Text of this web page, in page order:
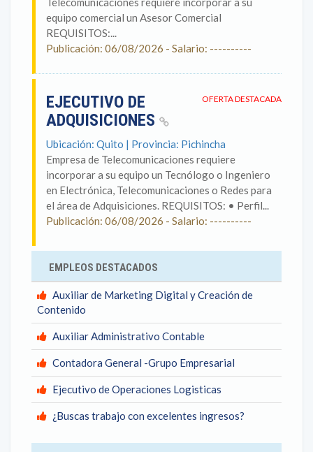
equipo comercial un Asesor Comercial
REQUISITOS:...
Publicación: 06/08/2026 - Salario: ----------
OFERTA DESTACADA
EJECUTIVO DE
ADQUISICIONES
Ubicación: Quito | Provincia: Pichincha
Empresa de Telecomunicaciones requiere
incorporar a su equipo un Tecnólogo o Ingeniero
en Electrónica, Telecomunicaciones o Redes para
el área de Adquisiciones. REQUISITOS: • Perfil...
Publicación: 06/08/2026 - Salario: ----------
EMPLEOS DESTACADOS
Auxiliar de Marketing Digital y Creación de
Contenido
Auxiliar Administrativo Contable
Contadora General -Grupo Empresarial
Ejecutivo de Operaciones Logisticas
¿Buscas trabajo con excelentes ingresos?